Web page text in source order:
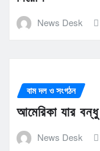
News Desk
বাম দল ও সংগঠন
আমেরিকা যার
News Desk